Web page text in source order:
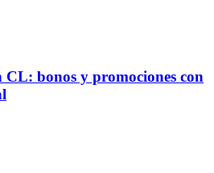
bonos y promociones con